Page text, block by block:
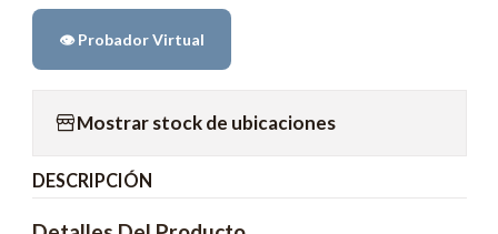
👁️ Probador Virtual
Mostrar stock de ubicaciones
DESCRIPCIÓN